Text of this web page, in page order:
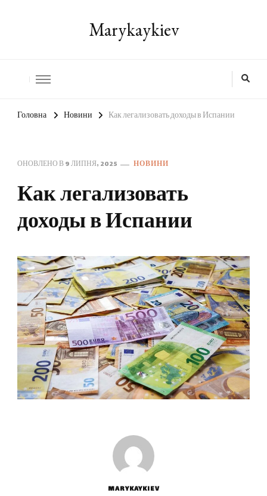
Marykaykiev
Головна Новини Как легализовать доходы в Испании
ОНОВЛЕНО В9 ЛИПНЯ, 2025 НОВИНИ
Как легализовать
доходы в Испании
MARYKAYKIEV